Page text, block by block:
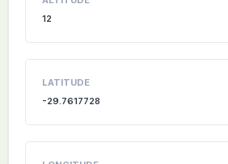
12
LATITUDE
-29.7617728